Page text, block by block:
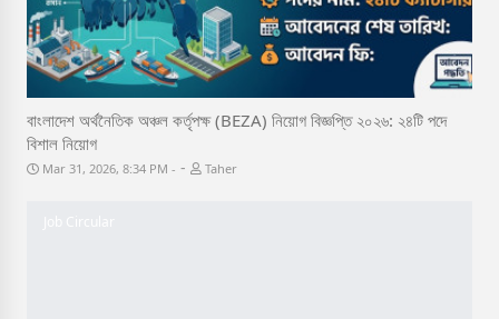
বাংলাদেশ অর্থনৈতিক অঞ্চল কর্তৃপক্ষ (BEZA) নিয়োগ বিজ্ঞপ্তি ২০২৬: ২৪টি পদে
বিশাল নিয়োগ
Mar 31, 2026, 8:34 PM - Taher